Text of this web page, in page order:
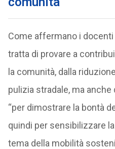
Come affermano i
tratta di provare a
la comunità, dalla
pulizia stradale, ma
“per dimostrare la bontà
quindi per sensibilizzare
tema della mobilità